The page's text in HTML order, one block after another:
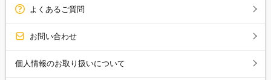
よくあるご質問
お問い合わせ
個人情報のお取り扱いについて